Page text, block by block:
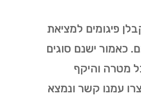
פיגומים למציאת
כאמור ישנם סוגים
מטרה והיקף
עמנו קשר ונמצא